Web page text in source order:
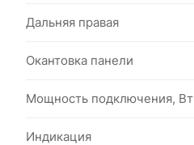
Дальняя правая
Окантовка панели
Мощность подключения, Вт
Индикация